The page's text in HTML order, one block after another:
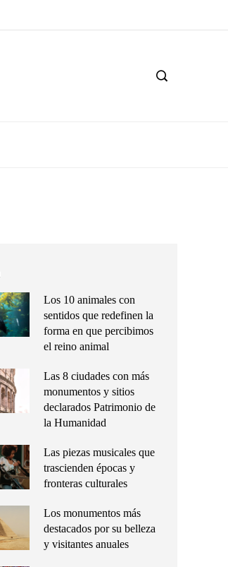
Los 10 animales con
sentidos que redefinen la
forma en que percibimos
el reino animal
Las 8 ciudades con más
monumentos y sitios
declarados Patrimonio de
la Humanidad
Las piezas musicales que
trascienden épocas y
fronteras culturales
Los monumentos más
destacados por su belleza
y visitantes anuales